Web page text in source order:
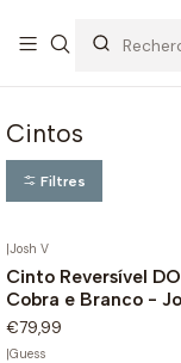
OFERTA DE
80€ de artigos sem
Cintos
Filtres
|Josh V
Cinto Reversível
Cobra e Branco -
€79,99
|Guess